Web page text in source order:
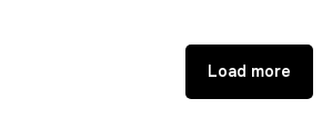
Load more